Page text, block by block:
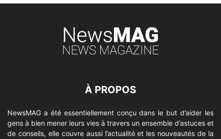
À PROPOS
NewsMAG a été essentiellement conçu dans le but d’aider les
gens à bien mener leurs vies à travers un ensemble d’astuces et
de conseils, elle couvre aussi l’actualité et les nouveautés de la